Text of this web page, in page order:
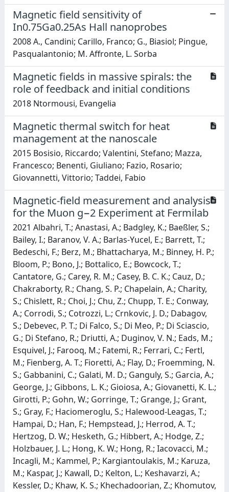
Magnetic field sensitivity of
In0.75Ga0.25As Hall nanoprobes
2008 A., Candini; Carillo, Franco; G., Biasiol; Pingue,
Pasqualantonio; M. Affronte, L. Sorba
Magnetic fields in massive spirals: the
role of feedback and initial conditions
2018 Ntormousi, Evangelia
Magnetic thermal switch for heat
management at the nanoscale
2015 Bosisio, Riccardo; Valentini, Stefano; Mazza,
Francesco; Benenti, Giuliano; Fazio, Rosario;
Giovannetti, Vittorio; Taddei, Fabio
Magnetic-field measurement and analysis
for the Muon g−2 Experiment at Fermilab
2021 Albahri, T.; Anastasi, A.; Badgley, K.; Baeßler, S.;
Bailey, I.; Baranov, V. A.; Barlas-Yucel, E.; Barrett, T.;
Bedeschi, F.; Berz, M.; Bhattacharya, M.; Binney, H. P.;
Bloom, P.; Bono, J.; Bottalico, E.; Bowcock, T.;
Cantatore, G.; Carey, R. M.; Casey, B. C. K.; Cauz, D.;
Chakraborty, R.; Chang, S. P.; Chapelain, A.; Charity,
S.; Chislett, R.; Choi, J.; Chu, Z.; Chupp, T. E.; Conway,
A.; Corrodi, S.; Cotrozzi, L.; Crnkovic, J. D.; Dabagov,
S.; Debevec, P. T.; Di Falco, S.; Di Meo, P.; Di Sciascio,
G.; Di Stefano, R.; Driutti, A.; Duginov, V. N.; Eads, M.;
Esquivel, J.; Farooq, M.; Fatemi, R.; Ferrari, C.; Fertl,
M.; Fienberg, A. T.; Fioretti, A.; Flay, D.; Froemming, N.
S.; Gabbanini, C.; Galati, M. D.; Ganguly, S.; Garcia, A.;
George, J.; Gibbons, L. K.; Gioiosa, A.; Giovanetti, K. L.;
Girotti, P.; Gohn, W.; Gorringe, T.; Grange, J.; Grant,
S.; Gray, F.; Haciomeroglu, S.; Halewood-Leagas, T.;
Hampai, D.; Han, F.; Hempstead, J.; Herrod, A. T.;
Hertzog, D. W.; Hesketh, G.; Hibbert, A.; Hodge, Z.;
Holzbauer, J. L.; Hong, K. W.; Hong, R.; Iacovacci, M.;
Incagli, M.; Kammel, P.; Kargiantoulakis, M.; Karuza,
M.; Kaspar, J.; Kawall, D.; Kelton, L.; Keshavarzi, A.;
Kessler, D.; Khaw, K. S.; Khechadoorian, Z.; Khomutov,